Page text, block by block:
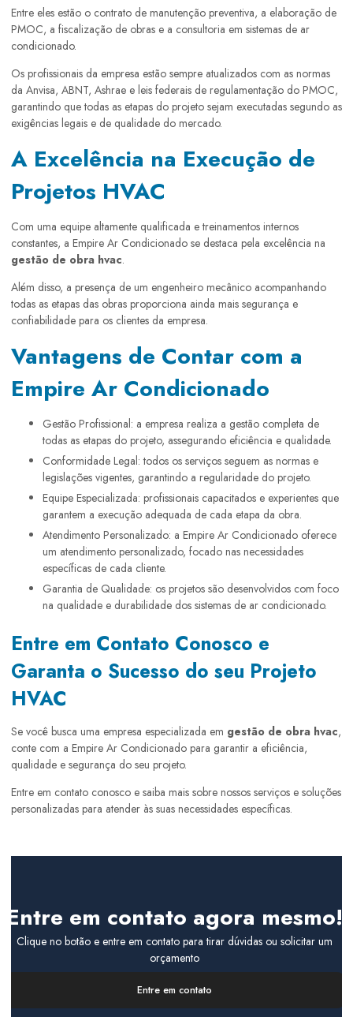
Entre eles estão o contrato de manutenção preventiva, a elaboração de
PMOC, a fiscalização de obras e a consultoria em sistemas de ar
condicionado.
Os profissionais da empresa estão sempre atualizados com as normas
da Anvisa, ABNT, Ashrae e leis federais de regulamentação do PMOC,
garantindo que todas as etapas do projeto sejam executadas segundo as
exigências legais e de qualidade do mercado.
A Excelência na Execução de
Projetos HVAC
Com uma equipe altamente qualificada e treinamentos internos
constantes, a Empire Ar Condicionado se destaca pela excelência na
gestão de obra hvac.
Além disso, a presença de um engenheiro mecânico acompanhando
todas as etapas das obras proporciona ainda mais segurança e
confiabilidade para os clientes da empresa.
Vantagens de Contar com a
Empire Ar Condicionado
Gestão Profissional: a empresa realiza a gestão completa de
todas as etapas do projeto, assegurando eficiência e qualidade.
Conformidade Legal: todos os serviços seguem as normas e
legislações vigentes, garantindo a regularidade do projeto.
Equipe Especializada: profissionais capacitados e experientes que
garantem a execução adequada de cada etapa da obra.
Atendimento Personalizado: a Empire Ar Condicionado oferece
um atendimento personalizado, focado nas necessidades
específicas de cada cliente.
Garantia de Qualidade: os projetos são desenvolvidos com foco
na qualidade e durabilidade dos sistemas de ar condicionado.
Entre em Contato Conosco e
Garanta o Sucesso do seu Projeto
HVAC
Se você busca uma empresa especializada em gestão de obra hvac,
conte com a Empire Ar Condicionado para garantir a eficiência,
qualidade e segurança do seu projeto.
Entre em contato conosco e saiba mais sobre nossos serviços e soluções
personalizadas para atender às suas necessidades específicas.
Entre em contato agora mesmo!
Clique no botão e entre em contato para tirar dúvidas ou solicitar um
orçamento
Entre em contato